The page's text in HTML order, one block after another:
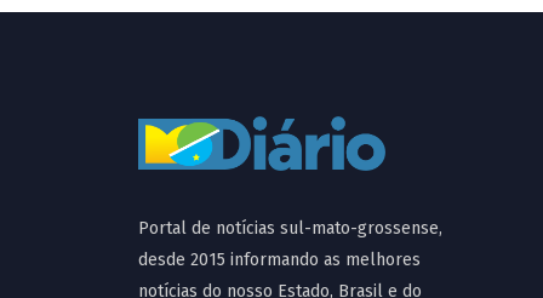
Portal de notícias sul-mato-grossense,
desde 2015 informando as melhores
notícias do nosso Estado, Brasil e do